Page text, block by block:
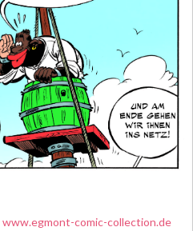
www.egmont-comic-collection.de